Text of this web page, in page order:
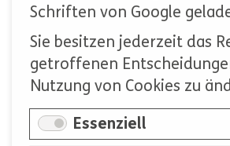
Schriften von Google
Sie besitzen jederzeit das
getroffenen
Nutzung von Cookies zu
Essenziell
Frage 1 von 10
In welchem
sich der Naturpark
Sachsen-Anhalt